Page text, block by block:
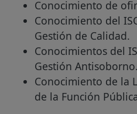
Conocimiento de
Conocimiento del
Gestión de Calidad.
Conocimientos del
Gestión Antisoborno.
Conocimiento de la
de la Función